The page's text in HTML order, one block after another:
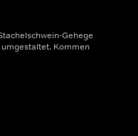
Gehege
Kommen